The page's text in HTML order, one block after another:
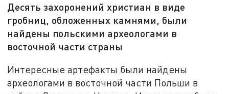
Десять захоронений христиан в виде
гробниц, обложенных камнями, были
найдены польскими археологами в
восточной части страны
Интересные артефакты были найдены
археологами в восточной части Польши в